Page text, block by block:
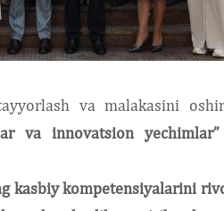
va malakasini
va innovatsion yechimlar”
kasbiy kompetensiyalarini